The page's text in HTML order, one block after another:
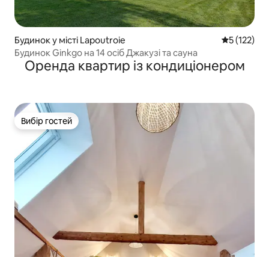
Будинок у місті Lapoutroie Середня
5 (122)
Будинок Ginkgo на 14 осіб Джакузі та сауна
Оренда квартир із кондиціонером
Вибір гостей
Вибір гостей